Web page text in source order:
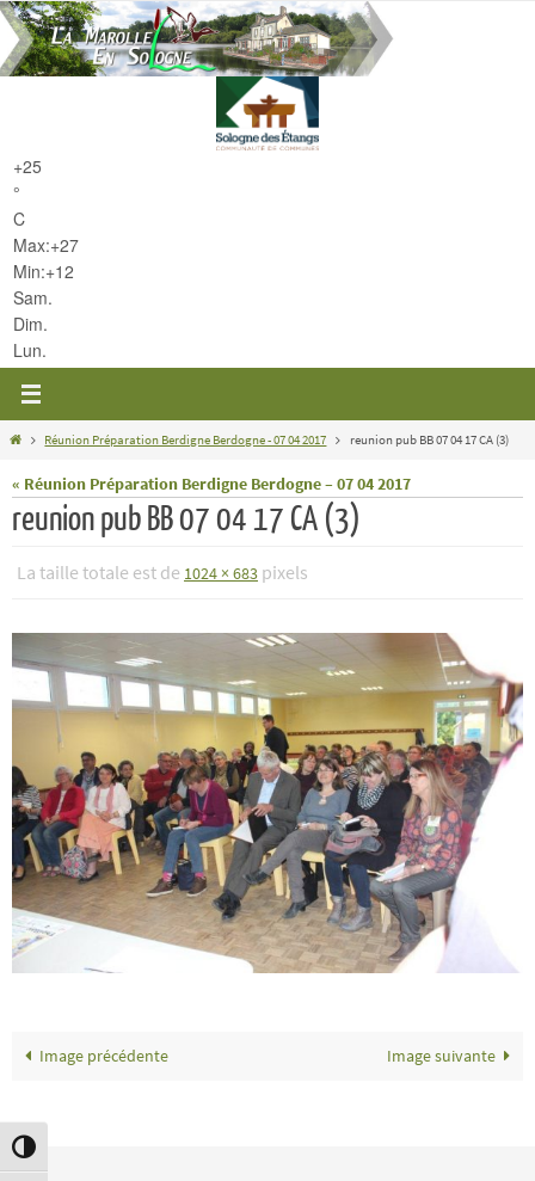
Passer en contraste élevé
Passer
vers
le
+25
°
C
Max:+27
Min:+12
Sam.
Dim.
Lun.
HomeRéunion Préparation Berdigne Berdogne - 07 04 2017 reunion pub BB 07 04 17 CA (3)
« Réunion Préparation Berdigne Berdogne – 07 04 2017
reunion pub BB 07 04 17 CA (3)
La taille totale est de 1024 × 683 pixels
Image précédente Image suivante